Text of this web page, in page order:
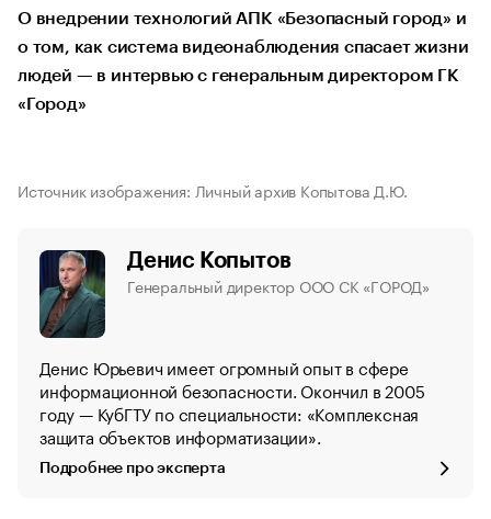
О внедрении технологий АПК «Безопасный город» и
о том, как система видеонаблюдения спасает жизни
людей — в интервью с генеральным директором ГК
«Город»
Источник изображения: Личный архив Копытова Д.Ю.
Денис Копытов
Генеральный директор ООО СК «ГОРОД»
Денис Юрьевич имеет огромный опыт в сфере
информационной безопасности. Окончил в 2005
году — КубГТУ по специальности: «Комплексная
защита объектов информатизации».
Подробнее про эксперта